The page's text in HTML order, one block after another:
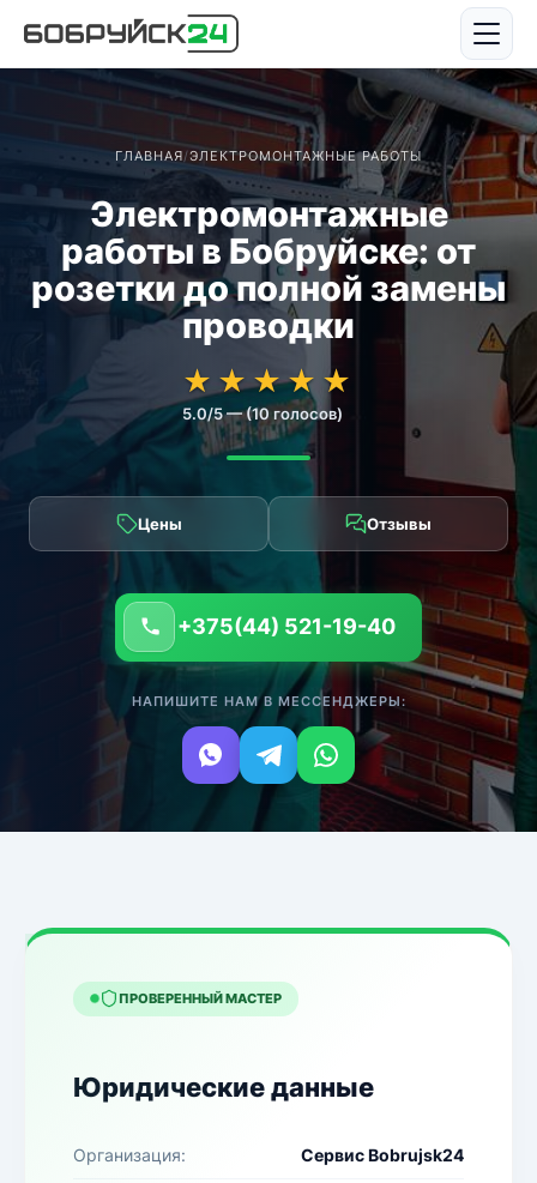
ГЛАВНАЯ/ЭЛЕКТРОМОНТАЖНЫЕ РАБОТЫ
Электромонтажные
работы в Бобруйске: от
розетки до полной замены
проводки
★★★★★
★★★★★
★ ★★★ ★
5.0/5 — (10 голосов)
Цены Отзывы
+375(44) 521-19-40
НАПИШИТЕ НАМ В МЕССЕНДЖЕРЫ:
ПРОВЕРЕННЫЙ МАСТЕР
Юридические данные
Организация: Сервис Bobrujsk24